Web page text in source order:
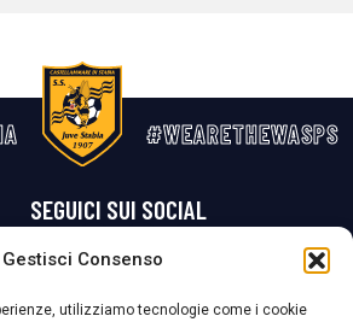
Gestisci Consenso
utilizziamo tecnologie come i cookie
#WEARETHEWASPS
SEGUICI SUI SOCIAL